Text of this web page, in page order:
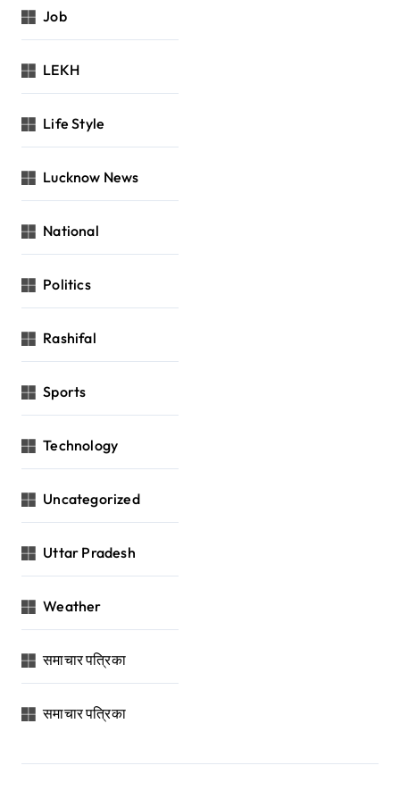
Job
LEKH
Life Style
Lucknow News
National
Politics
Rashifal
Sports
Technology
Uncategorized
Uttar Pradesh
Weather
समाचार पत्रिका
समाचार पत्रिका